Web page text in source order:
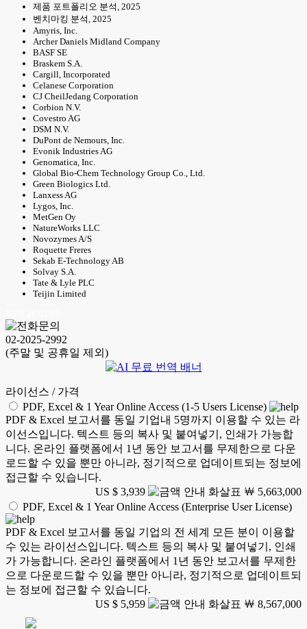
제품 포트폴리오 분석, 2025
벤치마킹 분석, 2025
Amyris, Inc.
Archer Daniels Midland Company
BASF SE
Braskem S.A.
Cargill, Incorporated
Celanese Corporation
CJ CheilJedang Corporation
Corbion N.V.
Covestro AG
DSM N.V.
DuPont de Nemours, Inc.
Evonik Industries AG
Genomatica, Inc.
Global Bio-Chem Technology Group Co., Ltd.
Green Biologics Ltd.
Lanxess AG
Lygos, Inc.
MetGen Oy
NatureWorks LLC
Novozymes A/S
Roquette Freres
Sekab E-Technology AB
Solvay S.A.
Tate & Lyle PLC
Teijin Limited
02-2025-2992
(주말 및 공휴일 제외)
라이선스 / 가격
PDF, Excel & 1 Year Online Access (1-5 Users License)
PDF & Excel 보고서를 동일 기업내 5명까지 이용할 수 있는 라
이선스입니다. 텍스트 등의 복사 및 붙여넣기, 인쇄가 가능합
니다. 온라인 플랫폼에서 1년 동안 보고서를 무제한으로 다운
로드할 수 있을 뿐만 아니라, 정기적으로 업데이트되는 정보에
접근할 수 있습니다.
US $ 3,939
￦ 5,663,000
PDF, Excel & 1 Year Online Access (Enterprise User License)
PDF & Excel 보고서를 동일 기업의 전 세계 모든 분이 이용할
수 있는 라이선스입니다. 텍스트 등의 복사 및 붙여넣기, 인쇄
가 가능합니다. 온라인 플랫폼에서 1년 동안 보고서를 무제한
으로 다운로드할 수 있을 뿐만 아니라, 정기적으로 업데이트되
는 정보에 접근할 수 있습니다.
US $ 5,959
￦ 8,567,000